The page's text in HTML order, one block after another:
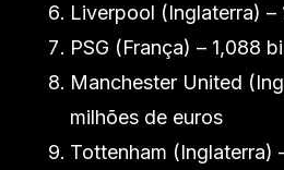
Liverpool (Inglaterra) –
PSG (França) – 1,088
Manchester United
milhões de euros
Tottenham (Inglaterra)